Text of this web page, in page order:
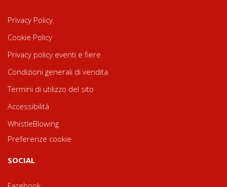
Privacy Policy
Cookie Policy
Privacy policy eventi e fiere
Condizioni generali di vendita
Termini di utilizzo del sito
Accessibilità
WhistleBlowing
Preferenze cookie
SOCIAL